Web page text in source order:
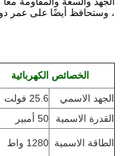
، وستحافظ أيضًا على عمر
الخصائص الكهربائية
الجهد الاسمي 25.6 فولت
القدرة الاسمية
50 أمبير
الطاقة الاسمية 1280 واط